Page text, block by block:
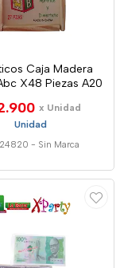
Caja Madera
X48 Piezas A20
x Unidad
Unidad
- Sin Marca